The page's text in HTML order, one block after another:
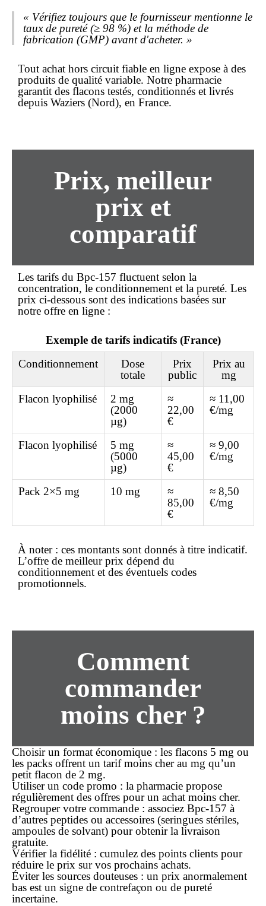
« Vérifiez toujours que le fournisseur mentionne le
taux de pureté (≥ 98 %) et la méthode de
fabrication (GMP) avant d'acheter. »
Tout achat hors circuit fiable en ligne expose à des
produits de qualité variable. Notre pharmacie
garantit des flacons testés, conditionnés et livrés
depuis Waziers (Nord), en France.
Prix, meilleur
prix et
comparatif
Les tarifs du Bpc-157 fluctuent selon la
concentration, le conditionnement et la pureté. Les
prix ci-dessous sont des indications basées sur
notre offre en ligne :
Exemple de tarifs indicatifs (France)
Conditionnement
Dose
totale
Prix
public
Prix au
mg
Flacon lyophilisé
2 mg
(2000
µg)
≈
22,00
€
≈ 11,00
€/mg
Flacon lyophilisé
5 mg
(5000
µg)
≈
45,00
€
≈ 9,00
€/mg
Pack 2×5 mg 10 mg
≈
85,00
€
≈ 8,50
€/mg
À noter : ces montants sont donnés à titre indicatif.
L’offre de meilleur prix dépend du
conditionnement et des éventuels codes
promotionnels.
Comment
commander
moins cher ?
Choisir un format économique : les flacons 5 mg ou
les packs offrent un tarifmoins cherau mg qu’un
petit flacon de 2 mg.
Utiliser un code promo : la pharmacie propose
régulièrement des offres pour un achat moins cher.
Regrouper votre commande : associez Bpc-157 à
d’autres peptides ou accessoires (seringues stériles,
ampoules de solvant) pour obtenir la livraison
gratuite.
Vérifier la fidélité : cumulez des points clients pour
réduire le prix sur vos prochains achats.
Éviter les sources douteuses : un prix anormalement
bas est un signe de contrefaçon ou de pureté
incertaine.